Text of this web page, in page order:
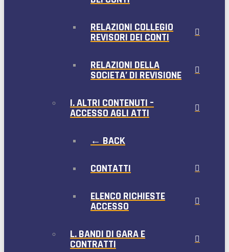
RELAZIONI COLLEGIO
REVISORI DEI CONTI
RELAZIONI DELLA
SOCIETA’ DI REVISIONE
I. ALTRI CONTENUTI –
ACCESSO AGLI ATTI
← BACK
CONTATTI
ELENCO RICHIESTE
ACCESSO
L. BANDI DI GARA E
CONTRATTI